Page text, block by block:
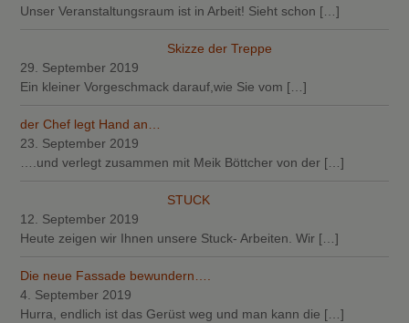
Unser Veranstaltungsraum ist in Arbeit! Sieht schon […]
Skizze der Treppe
29. September 2019
Ein kleiner Vorgeschmack darauf,wie Sie vom […]
der Chef legt Hand an…
23. September 2019
….und verlegt zusammen mit Meik Böttcher von der […]
STUCK
12. September 2019
Heute zeigen wir Ihnen unsere Stuck- Arbeiten. Wir […]
Die neue Fassade bewundern….
4. September 2019
Hurra, endlich ist das Gerüst weg und man kann die […]